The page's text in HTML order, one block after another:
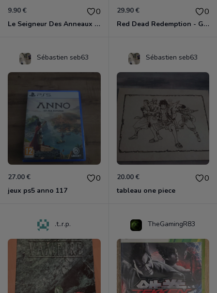
9.90 € 0
Le Seigneur Des Anneaux - La Guerre Du Nord Xbox 360
29.90 € 0
Red Dead Redemption - Game Of The Year Xbox 360
Sébastien seb63
27.00 € 0
jeux ps5 anno 117
Sébastien seb63
20.00 € 0
tableau one piece
.t..r.p. TheGamingR83